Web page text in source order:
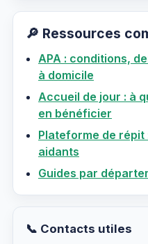
🔎 Ressources
APA : conditions,
à domicile
Accueil de jour : à
en bénéficier
Plateforme de répit
aidants
Guides par
📞 Contacts utiles